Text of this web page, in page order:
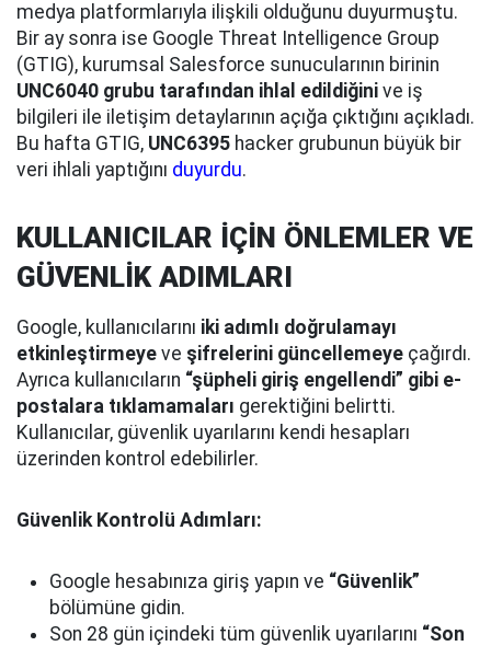
medya platformlarıyla ilişkili olduğunu duyurmuştu.
Bir ay sonra ise Google Threat Intelligence Group
(GTIG), kurumsal Salesforce sunucularının birinin
UNC6040 grubu tarafından ihlal edildiğini ve iş
bilgileri ile iletişim detaylarının açığa çıktığını açıkladı.
Bu hafta GTIG, UNC6395 hacker grubunun büyük bir
veri ihlali yaptığını duyurdu.
KULLANICILAR İÇİN ÖNLEMLER VE
GÜVENLİK ADIMLARI
Google, kullanıcılarını iki adımlı doğrulamayı
etkinleştirmeye ve şifrelerini güncellemeye çağırdı.
Ayrıca kullanıcıların “şüpheli giriş engellendi” gibi e-
postalara tıklamamaları gerektiğini belirtti.
Kullanıcılar, güvenlik uyarılarını kendi hesapları
üzerinden kontrol edebilirler.
Güvenlik Kontrolü Adımları:
Google hesabınıza giriş yapın ve “Güvenlik”
bölümüne gidin.
Son 28 gün içindeki tüm güvenlik uyarılarını “Son